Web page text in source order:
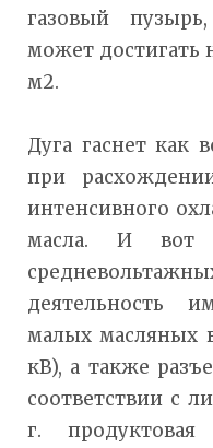
газовый
может достигать
м2.
Дуга гаснет как
при
интенсивного
масла. И вот
деятельность
малых масляных
кВ), а также
соответствии с
г. продуктовая